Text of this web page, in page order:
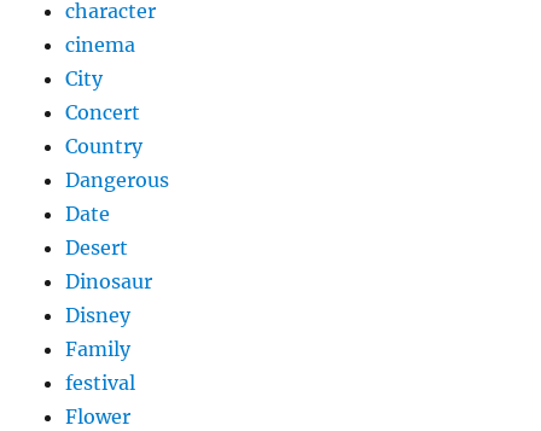
character
cinema
City
Concert
Country
Dangerous
Date
Desert
Dinosaur
Disney
Family
festival
Flower